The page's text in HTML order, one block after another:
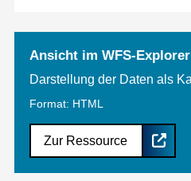
Ansicht im WFS-Explorer
Darstellung der Daten als
Format: HTML
Zur Ressource